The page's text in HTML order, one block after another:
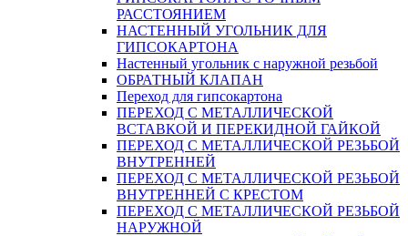
РАССТОЯНИЕМ
НАСТЕННЫЙ УГОЛЬНИК ДЛЯ
ГИПСОКАРТОНА
Настенный угольник с наружной резьбой
ОБРАТНЫЙ КЛАПАН
Переход для гипсокартона
ПЕРЕХОД С МЕТАЛЛИЧЕСКОЙ
ВСТАВКОЙ И ПЕРЕКИДНОЙ ГАЙКОЙ
ПЕРЕХОД С МЕТАЛЛИЧЕСКОЙ РЕЗЬБОЙ
ВНУТРЕННЕЙ
ПЕРЕХОД С МЕТАЛЛИЧЕСКОЙ РЕЗЬБОЙ
ВНУТРЕННЕЙ С КРЕСТОМ
ПЕРЕХОД С МЕТАЛЛИЧЕСКОЙ РЕЗЬБОЙ
НАРУЖНОЙ